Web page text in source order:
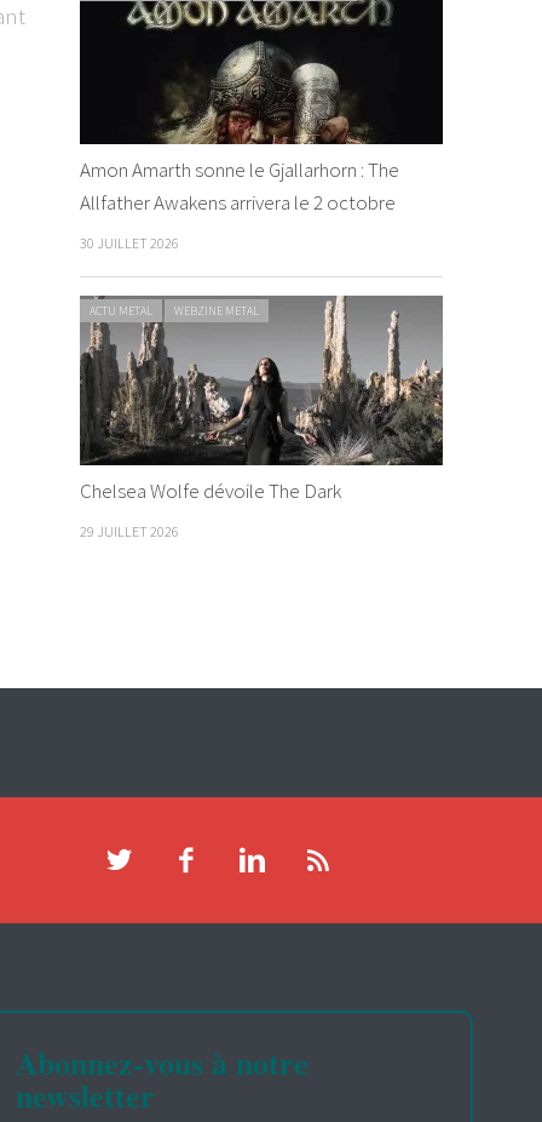
Amon Amarth sonne le Gjallarhorn : The
Allfather Awakens arrivera le 2 octobre
30 JUILLET 2026
ACTU METAL WEBZINE METAL
Chelsea Wolfe dévoile The Dark
29 JUILLET 2026
Abonnez-vous à notre
newsletter